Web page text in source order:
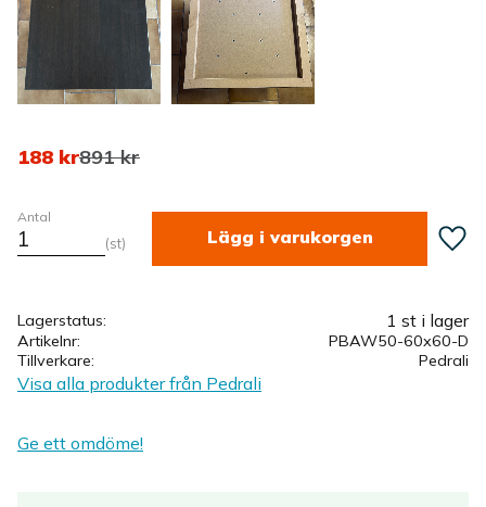
Nedsatt pris:
188 krOrdinarie pris:
891kr
Antal
st Lägg
Lagerstatus 1 st i lager
Artikelnr
PBAW50-60x60-D
Tillverkare
Pedrali
Visa alla produkter från Pedrali
Ge ett omdöme!